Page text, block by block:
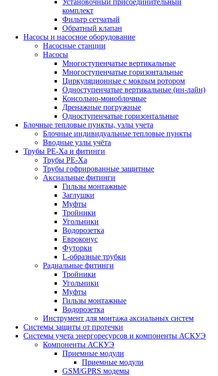
Установочный присоединительный
комплект
Фильтр сетчатый
Обратный клапан
Насосы и насосное оборудование
Насосные станции
Насосы
Многоступенчатые вертикальные
Многоступенчатые горизонтальные
Циркуляционные с мокрым ротором
Одноступенчатые вертикальные (ин-лайн)
Консольно-моноблочные
Дренажные погружные
Одноступенчатые горизонтальные
Блочные тепловые пункты, узлы учета
Блочные индивидуальные тепловые пункты
Вводные узлы учёта
Трубы РЕ-Ха и фитинги
Трубы РЕ-Ха
Трубы гофрированные защитные
Аксиальные фитинги
Гильзы монтажные
Заглушки
Муфты
Тройники
Угольники
Водорозетка
Евроконус
Футорки
L-образные трубки
Радиальные фитинги
Тройники
Угольники
Муфты
Гильзы монтажные
Водорозетка
Инструмент для монтажа аксиальных систем
Системы защиты от протечки
Системы учета энергоресурсов и компоненты АСКУЭ
Компоненты АСКУЭ
Приемные модули
Приемные модули
GSM/GPRS модемы